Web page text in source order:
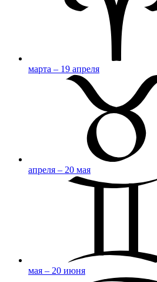
марта – 19 апреля
апреля – 20 мая
мая – 20 июня